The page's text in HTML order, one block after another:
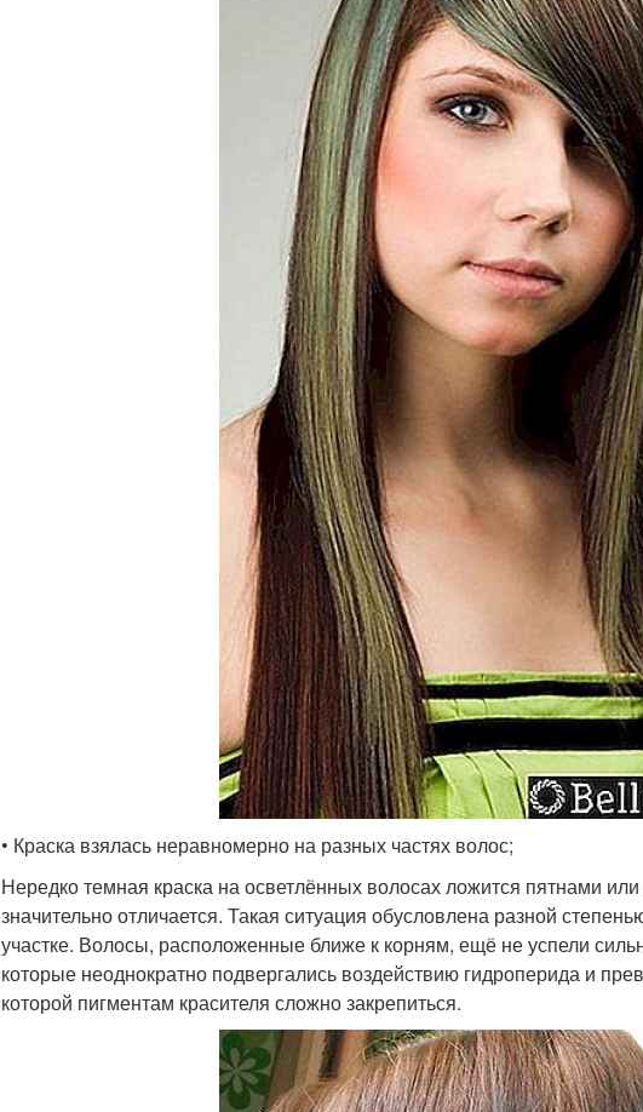
• Краска взялась неравномерно на разных частях волос;
Нередко темная краска на осветлённых волосах ложится пятнами
значительно отличается. Такая ситуация обусловлена разной
участке. Волосы, расположенные ближе к корням, ещё не успели
которые неоднократно подвергались воздействию гидроперида и
которой пигментам красителя сложно закрепиться.